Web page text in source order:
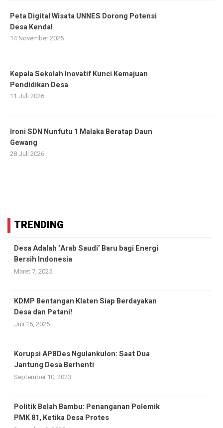
Peta Digital Wisata UNNES Dorong Potensi
Desa Kendal
14 November 2025
Kepala Sekolah Inovatif Kunci Kemajuan
Pendidikan Desa
11 Juli 2026
Ironi SDN Nunfutu 1 Malaka Beratap Daun
Gewang
28 Juli 2026
TRENDING
Desa Adalah ‘Arab Saudi’ Baru bagi Energi
Bersih Indonesia
Maret 7, 2025
KDMP Bentangan Klaten Siap Berdayakan
Desa dan Petani!
Juli 15, 2025
Korupsi APBDes Ngulankulon: Saat Dua
Jantung Desa Berhenti
September 10, 2023
Politik Belah Bambu: Penanganan Polemik
PMK 81, Ketika Desa Protes